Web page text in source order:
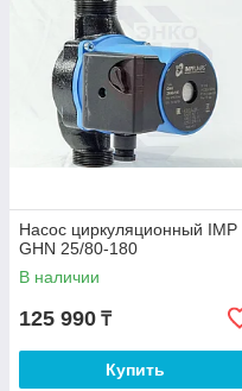
Насос циркуляционный IMP
GHN 25/80-180
В наличии
125 990 ₸
Купить